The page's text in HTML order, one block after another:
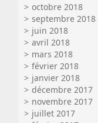
octobre 2018
septembre 2018
juin 2018
avril 2018
mars 2018
février 2018
janvier 2018
décembre 2017
novembre 2017
juillet 2017